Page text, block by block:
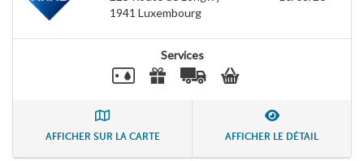
1941 Luxembourg
Services
AFFICHER SUR LA CARTE AFFICHER LE DÉTAIL